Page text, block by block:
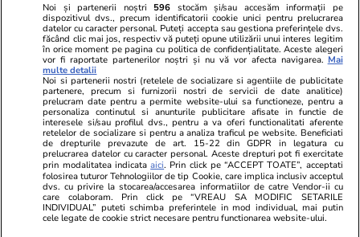
Sănătate și Fitness 17:57
Viața la Urgențe în zi de grevă:
„Trebuie să înțeleagă oamenii că
nu-i pedepsim pe ei.”
Lifestyle
Câte calorii
beneficii și
Noi și partenerii noștri 596 stocăm și/sau accesăm informații pe
dispozitivul dvs., precum identificatorii cookie unici pentru prelucrarea
datelor cu caracter personal. Puteți accepta sau gestiona preferințele dvs.
făcând clic mai jos, respectiv vă puteți opune utilizării unui interes legitim
în orice moment pe pagina cu politica de confidențialitate. Aceste alegeri
vor fi raportate partenerilor noștri și nu vă vor afecta navigarea. Mai
multe detalii
Noi si partenerii nostri (retelele de socializare si agentiile de publicitate
partenere, precum si furnizorii nostri de servicii de date analitice)
prelucram date pentru a permite website-ului sa functioneze, pentru a
personaliza continutul si anunturile publicitare afisate in functie de
interesele si/sau profilul dvs., pentru a va oferi functionalitati aferente
retelelor de socializare si pentru a analiza traficul pe website. Beneficiati
de drepturile prevazute de art. 15-22 din GDPR in legatura cu
prelucrarea datelor cu caracter personal. Aceste drepturi pot fi exercitate
prin modalitatea indicataaici. Prin click pe “ACCEPT TOATE”, acceptati
folosirea tuturor Tehnologiilor de tip Cookie, care implica inclusiv acceptul
dvs. cu privire la stocarea/accesarea informatiilor de catre Vendor-ii cu
care colaboram. Prin click pe “VREAU SA MODIFIC SETARILE
INDIVIDUAL” puteti schimba preferintele in mod individual, mai putin
cele legate de cookie strict necesare pentru functionarea website-ului.